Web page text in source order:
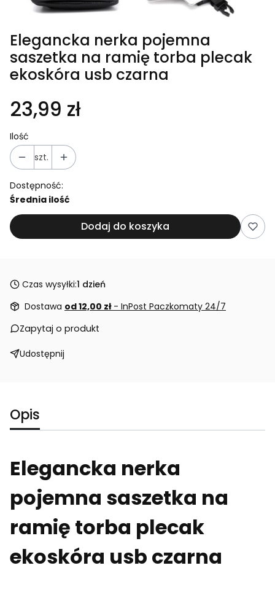
Elegancka nerka pojemna
saszetka na ramię torba plecak
ekoskóra usb czarna
23,99 zł
Ilość
szt.
Dostępność:
Średnia ilość
Dodaj do koszyka
Czas wysyłki:1 dzień
Dostawa od 12,00 zł - InPost Paczkomaty 24/7
Zapytaj o produkt
Udostępnij
Opis
Elegancka nerka
pojemna saszetka na
ramię torba plecak
ekoskóra usb czarna